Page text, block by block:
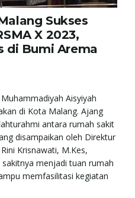
Sukses
X 2023,
di Bumi Arema
Aisyiyah
di Kota Malang. Ajang
antara rumah sakit
disampaikan oleh Direktur
Krisnawati, M.Kes,
menjadi tuan rumah
memfasilitasi kegiatan